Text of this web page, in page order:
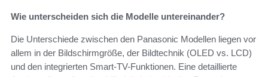
Wie unterscheiden sich die Modelle untereinander?
Die Unterschiede zwischen den Panasonic Modellen liegen vor
allem in der Bildschirmgröße, der Bildtechnik (OLED vs. LCD)
und den integrierten Smart-TV-Funktionen. Eine detaillierte